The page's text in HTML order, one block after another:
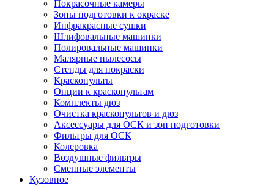
Покрасочные камеры
Зоны подготовки к окраске
Инфракрасные сушки
Шлифовальные машинки
Полировальные машинки
Малярные пылесосы
Стенды для покраски
Краскопульты
Опции к краскопультам
Комплекты дюз
Очистка краскопультов и дюз
Аксессуары для ОСК и зон подготовки
Фильтры для ОСК
Колеровка
Воздушные фильтры
Сменные элементы
Кузовное